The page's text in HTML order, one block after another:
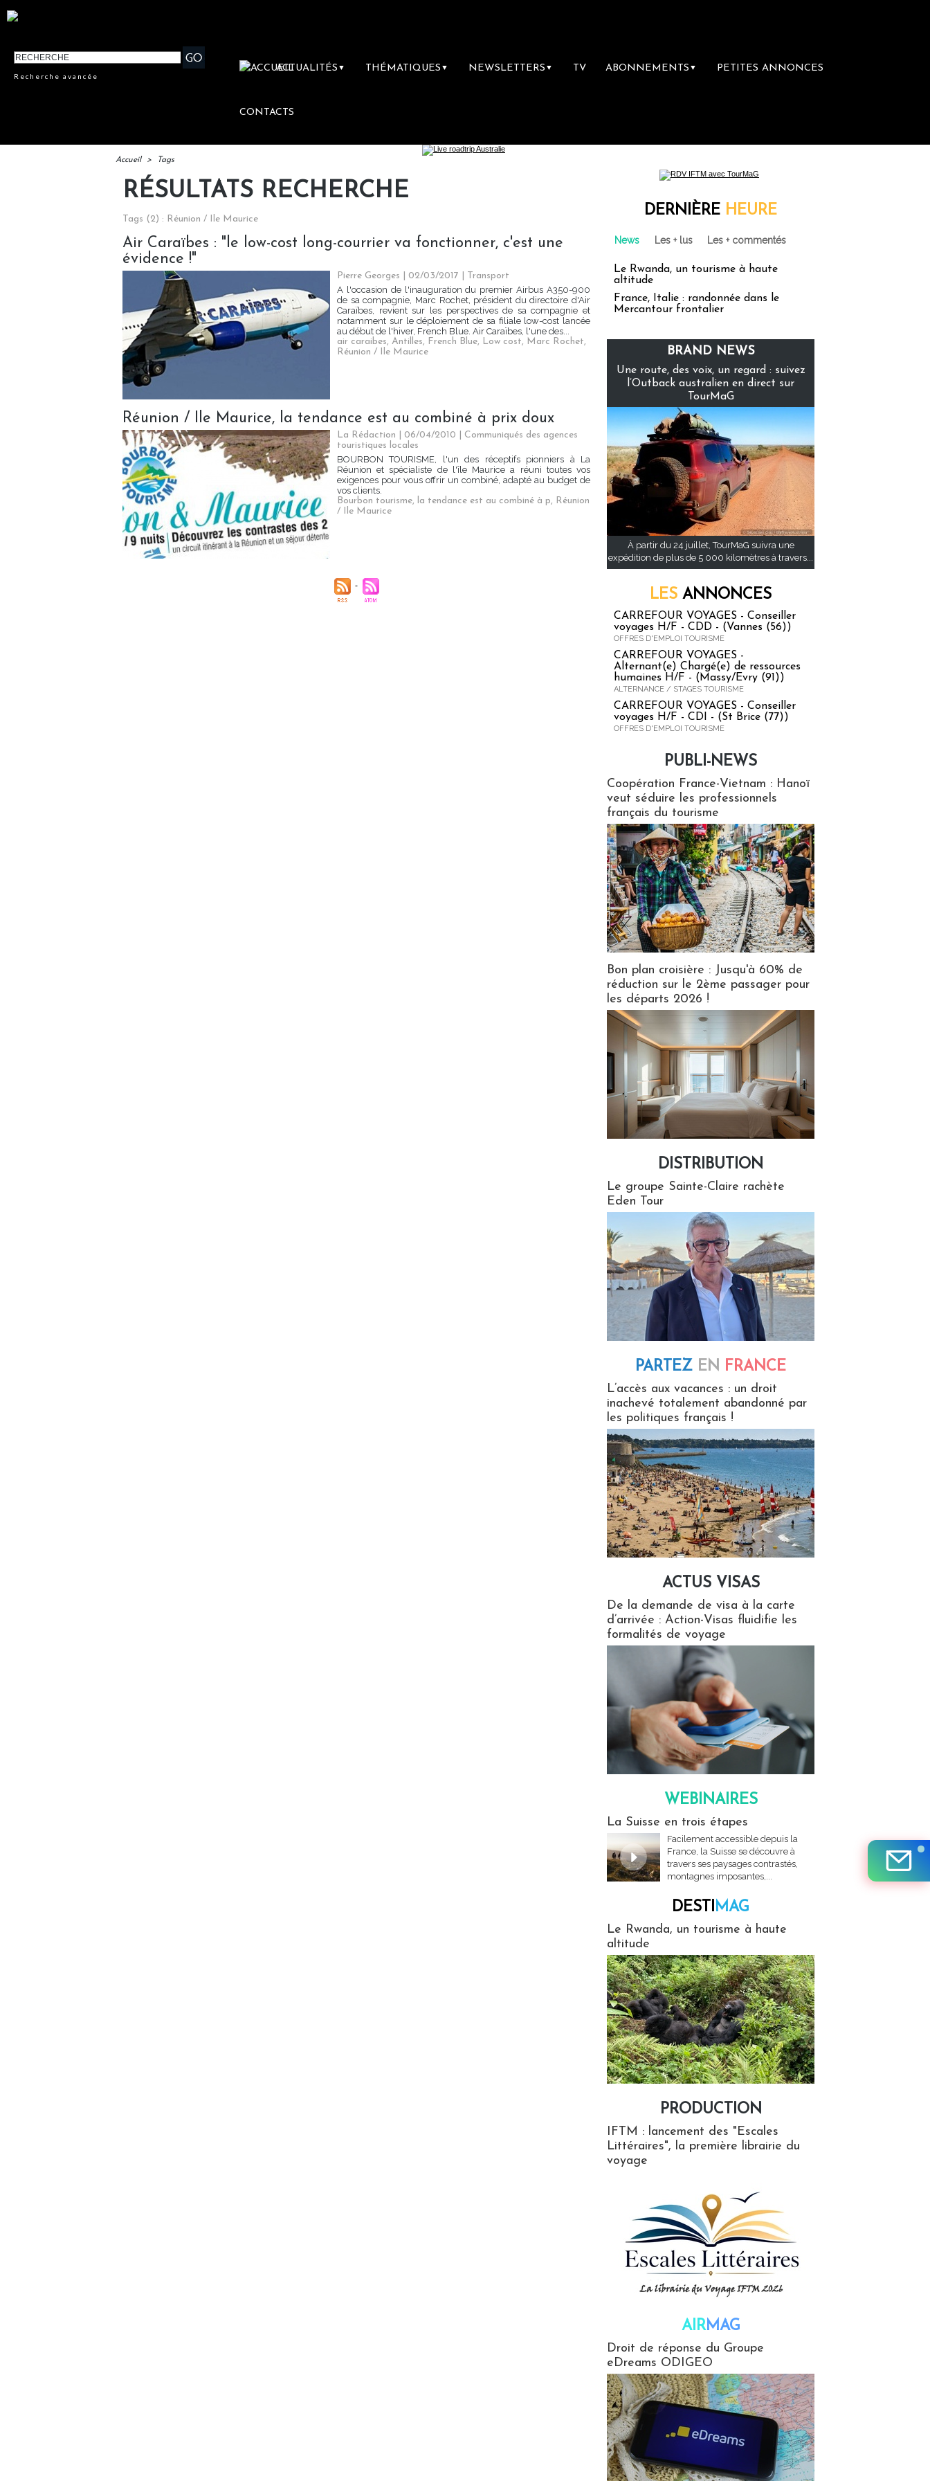
Recherche avancée
ACTUALITÉS ▼ THÉMATIQUES ▼ NEWSLETTERS ▼ TV ABONNEMENTS ▼ PETITES ANNONCES
CONTACTS
Accueil > Tags
RÉSULTATS RECHERCHE
Tags (2) : Réunion / Ile Maurice
Air Caraïbes : "le low-cost long-courrier va fonctionner, c'est une
évidence !"
Pierre Georges | 02/03/2017
Transport
A l'occasion de l'inauguration du premier Airbus A350-900
de sa compagnie, Marc Rochet, président du directoire d'Air
Caraïbes, revient sur les perspectives de sa compagnie et
notamment sur le déploiement de sa filiale low-cost lancée
au début de l'hiver, French Blue. Air Caraïbes, l'une des...
air caraibes, Antilles, French Blue, Low cost, Marc Rochet,
Réunion / Ile Maurice
Réunion / Ile Maurice, la tendance est au combiné à prix doux
La Rédaction | 06/04/2010
Communiqués des agences
touristiques locales
BOURBON TOURISME, l'un des réceptifs pionniers à La
Réunion et spécialiste de l'île Maurice a réuni toutes vos
exigences pour vous offrir un combiné, adapté au budget de
vos clients.
Bourbon tourisme, la tendance est au combiné à p, Réunion
/ Ile Maurice
DERNIÈRE HEURE
News Les + lus Les + commentés
Le Rwanda, un tourisme à haute
altitude
France, Italie : randonnée dans le
Mercantour frontalier
BRAND NEWS
Une route, des voix, un regard : suivez
l’Outback australien en direct sur
TourMaG
À partir du 24 juillet, TourMaG suivra une
expédition de plus de 5 000 kilomètres à travers...
LES ANNONCES
CARREFOUR VOYAGES - Conseiller
voyages H/F - CDD - (Vannes (56))
OFFRES D'EMPLOI TOURISME
CARREFOUR VOYAGES -
Alternant(e) Chargé(e) de ressources
humaines H/F - (Massy/Evry (91))
ALTERNANCE / STAGES TOURISME
CARREFOUR VOYAGES - Conseiller
voyages H/F - CDI - (St Brice (77))
OFFRES D'EMPLOI TOURISME
PUBLI-NEWS
Coopération France-Vietnam : Hanoï
veut séduire les professionnels
français du tourisme
Bon plan croisière : Jusqu'à 60% de
réduction sur le 2ème passager pour
les départs 2026 !
DISTRIBUTION
Le groupe Sainte-Claire rachète
Eden Tour
PARTEZ EN FRANCE
L’accès aux vacances : un droit
inachevé totalement abandonné par
les politiques français !
ACTUS VISAS
De la demande de visa à la carte
d’arrivée : Action-Visas fluidifie les
formalités de voyage
WEBINAIRES
La Suisse en trois étapes
Facilement accessible depuis la
France, la Suisse se découvre à
travers ses paysages contrastés,
montagnes imposantes,...
DESTIMAG
Le Rwanda, un tourisme à haute
altitude
PRODUCTION
IFTM : lancement des "Escales
Littéraires", la première librairie du
voyage
AIRMAG
Droit de réponse du Groupe
eDreams ODIGEO